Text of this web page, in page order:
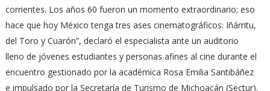
corrientes. Los años 60 fueron un momento extraordinario; eso
hace que hoy México tenga tres ases cinematográficos: Iñárritu,
del Toro y Cuarón”, declaró el especialista ante un auditorio
lleno de jóvenes estudiantes y personas afines al cine durante el
encuentro gestionado por la académica Rosa Emilia Santibáñez
e impulsado por la Secretaría de Turismo de Michoacán (Sectur).